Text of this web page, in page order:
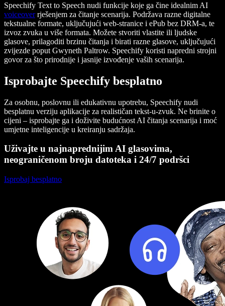
Speechify Text to Speech nudi funkcije koje ga čine idealnim AI
voiceoverrješenjem za čitanje scenarija. Podržava razne digitalne
tekstualne formate, uključujući web-stranice i ePub bez DRM-a, te
izvoz zvuka u više formata. Možete stvoriti vlastite ili ljudske
glasove, prilagoditi brzinu čitanja i birati razne glasove, uključujući
zvijezde poput Gwyneth Paltrow. Speechify koristi napredni strojni
govor za što prirodnije i jasnije izvođenje vaših scenarija.
Isprobajte Speechify besplatno
Za osobnu, poslovnu ili edukativnu upotrebu, Speechify nudi
besplatnu verziju aplikacije za realističan tekst-u-zvuk. Ne brinite o
cijeni – isprobajte ga i doživite budućnost AI čitanja scenarija i moć
umjetne inteligencije u kreiranju sadržaja.
Uživajte u najnaprednijim AI glasovima,
neograničenom broju datoteka i 24/7 podršci
Isprobaj besplatno